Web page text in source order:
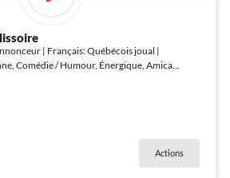
| Français: Québécois joual |
Comédie / Humour, Énergique, Amica...
Actions